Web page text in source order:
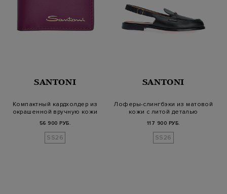
SANTONI
Компактный кардхолдер из
окрашенной вручную кожи
56 900 РУБ.
SS26
SANTONI
Лоферы-слингбэки из матовой
кожи с литой деталью
117 900 РУБ.
SS26